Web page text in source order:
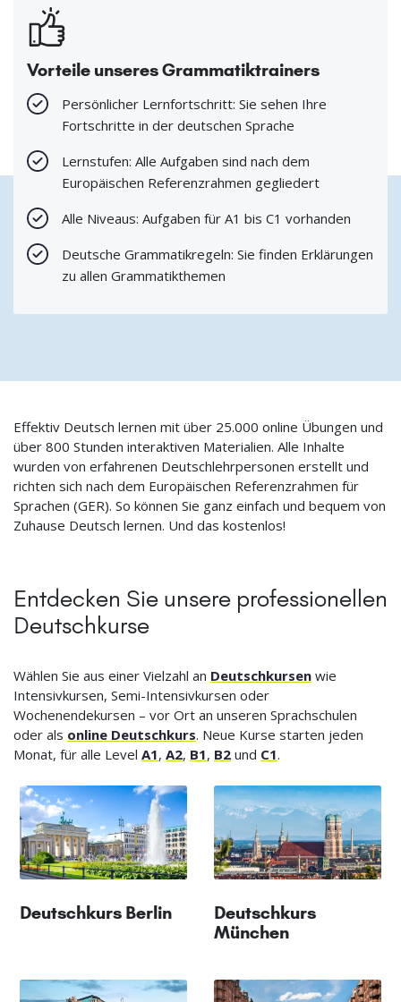
Vorteile unseres Grammatiktrainers
Persönlicher Lernfortschritt: Sie sehen Ihre
Fortschritte in der deutschen Sprache
Lernstufen: Alle Aufgaben sind nach dem
Europäischen Referenzrahmen gegliedert
Alle Niveaus: Aufgaben für A1 bis C1 vorhanden
Deutsche Grammatikregeln: Sie finden Erklärungen
zu allen Grammatikthemen
Effektiv Deutsch lernen mit über 25.000 online Übungen und
über 800 Stunden interaktiven Materialien. Alle Inhalte
wurden von erfahrenen Deutschlehrpersonen erstellt und
richten sich nach dem Europäischen Referenzrahmen für
Sprachen (GER). So können Sie ganz einfach und bequem von
Zuhause Deutsch lernen. Und das kostenlos!
Entdecken Sie unsere professionellen
Deutschkurse
Wählen Sie aus einer Vielzahl an Deutschkursen wie
Intensivkursen, Semi-Intensivkursen oder
Wochenendekursen – vor Ort an unseren Sprachschulen
oder als online Deutschkurs. Neue Kurse starten jeden
Monat, für alle Level A1, A2, B1, B2 und C1.
Deutschkurs Berlin
Deutschkurs
München